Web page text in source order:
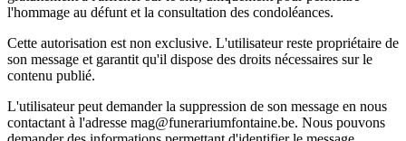
l'hommage au défunt et la consultation des condoléances.
Cette autorisation est non exclusive. L'utilisateur reste propriétaire de
son message et garantit qu'il dispose des droits nécessaires sur le
contenu publié.
L'utilisateur peut demander la suppression de son message en nous
contactant à l'adresse mag@funerariumfontaine.be. Nous pouvons